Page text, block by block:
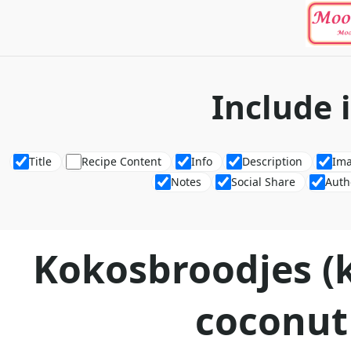
Include
Title Recipe Content Info Description
Notes
Social Share
Kokosbroodjes